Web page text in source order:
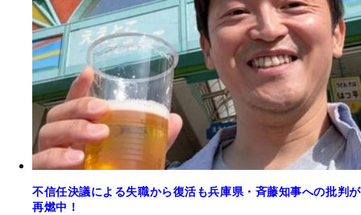
不信任決議による失職から復活も兵庫県・斉藤知事への批判が
再燃中！